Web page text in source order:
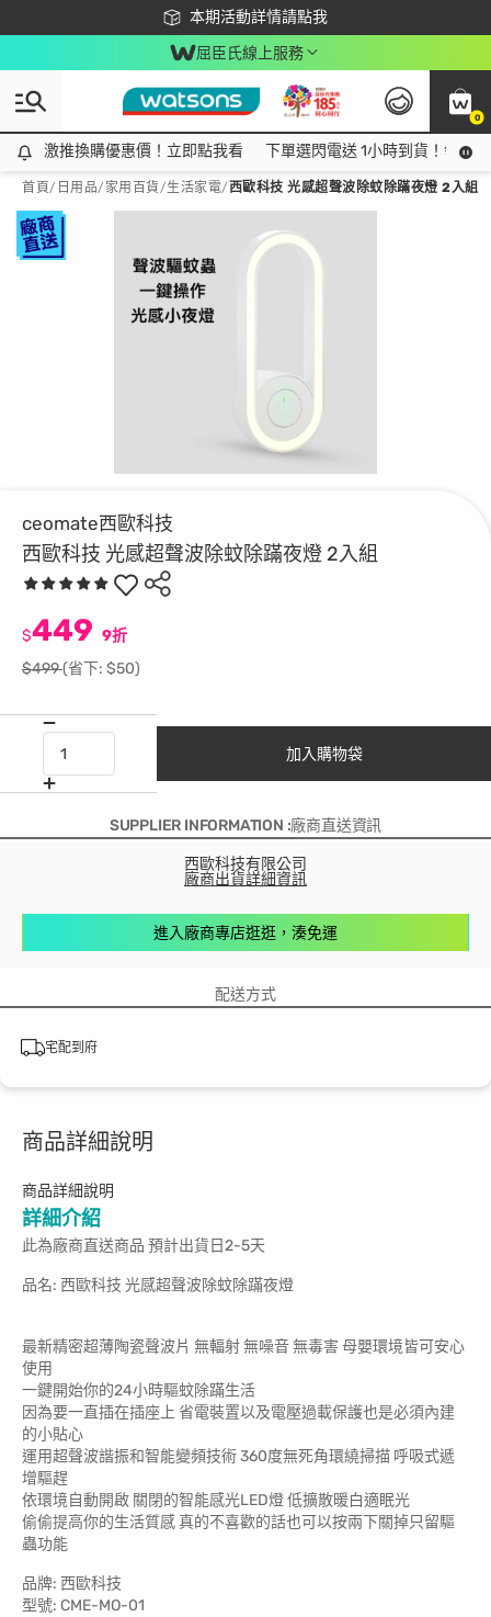
本期活動詳情請點我
下載app最高回饋$350
屈臣氏線上服務
0
激推換購優惠價！立即點我看
激推換購優惠價！立即點我看 下單選閃電送 1小時到貨！領神
首頁/ 日用品/ 家用百貨/生活家電/ 西歐科技 光感超聲波除蚊除蹣夜燈 2入組
ceomate西歐科技
西歐科技 光感超聲波除蚊除蹣夜燈 2入組
$449 9折
$499(省下: $50)
加入購物袋
SUPPLIER INFORMATION :廠商直送資訊
西歐科技有限公司
廠商出貨詳細資訊
進入廠商專店逛逛，湊免運
配送方式
宅配到府
商品詳細說明
商品詳細說明
詳細介紹
此為廠商直送商品 預計出貨日2-5天
品名: 西歐科技 光感超聲波除蚊除蹣夜燈
最新精密超薄陶瓷聲波片 無輻射 無噪音 無毒害 母嬰環境皆可安心
使用
一鍵開始你的24小時驅蚊除蹣生活
因為要一直插在插座上 省電裝置以及電壓過載保護也是必須內建
的小貼心
運用超聲波諧振和智能變頻技術 360度無死角環繞掃描 呼吸式遞
增驅趕
依環境自動開啟 關閉的智能感光LED燈 低擴散暖白適眠光
偷偷提高你的生活質感 真的不喜歡的話也可以按兩下關掉只留驅
蟲功能
品牌: 西歐科技
型號: CME-MO-01